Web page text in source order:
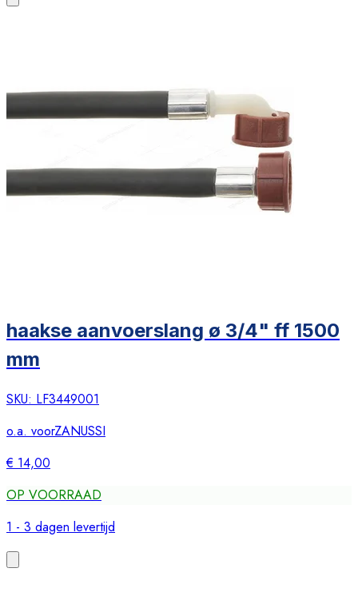
haakse aanvoerslang ø 3/4" ff 1500
mm
SKU: LF3449001
o.a. voorZANUSSI
€ 14,00
OP VOORRAAD
1 - 3 dagen levertijd